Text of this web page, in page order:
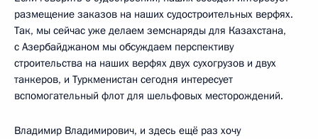
размещение заказов на наших судостроительных верфях.
Так, мы сейчас уже делаем земснаряды для Казахстана,
с Азербайджаном мы обсуждаем перспективу
строительства на наших верфях двух сухогрузов и двух
танкеров, и Туркменистан сегодня интересует
вспомогательный флот для шельфовых месторождений.
Владимир Владимирович, и здесь ещё раз хочу